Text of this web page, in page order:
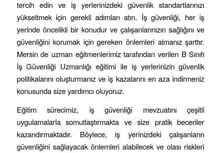
tercih edin ve iş yerlerinizdeki güvenlik standartlarınızı
yükseltmek için gerekli adımları atın. İş güvenliği, her iş
yerinde öncelikli bir konudur ve çalışanlarınızın sağlığını ve
güvenliğini korumak için gereken önlemleri almanız şarttır.
Mersin de uzman eğitmenlerimiz tarafından verilen B Sınıfı
İş Güvenliği Uzmanlığı eğitimi ile iş yerlerinizin güvenlik
politikalarını oluşturmanız ve iş kazalarını en aza indirmeniz
konusunda size yardımcı oluyoruz.
Eğitim sürecimiz, iş güvenliği mevzuatını çeşitli
uygulamalarla somutlaştırmakta ve size pratik beceriler
kazandırmaktadır. Böylece, iş yerinizdeki çalışanların
güvenliğini sağlayacak önlemleri alabilecek ve olası riskleri